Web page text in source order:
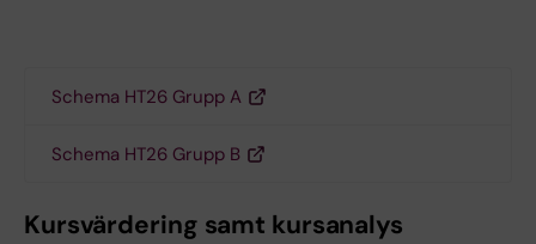
Schema HT26 Grupp A
Schema HT26 Grupp B
Kursvärdering samt kursanalys